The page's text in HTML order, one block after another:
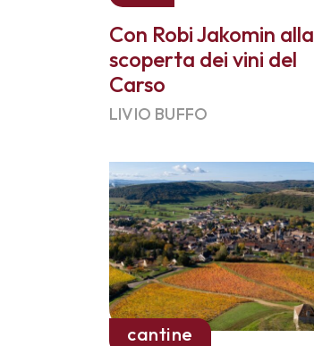
Con Robi Jakomin alla
scoperta dei vini del
Carso
LIVIO BUFFO
cantine